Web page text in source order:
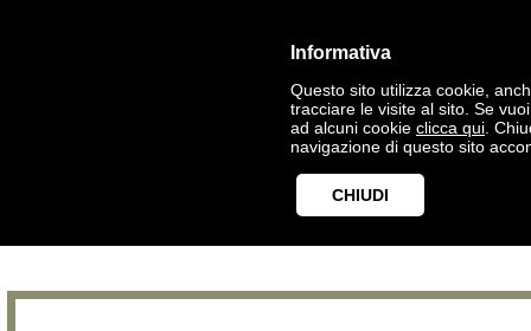
Informativa
Questo sito utilizza cookie,
tracciare le visite al sito. Se
ad alcuni cookie clicca qui .
navigazione di questo sito
CHIUDI